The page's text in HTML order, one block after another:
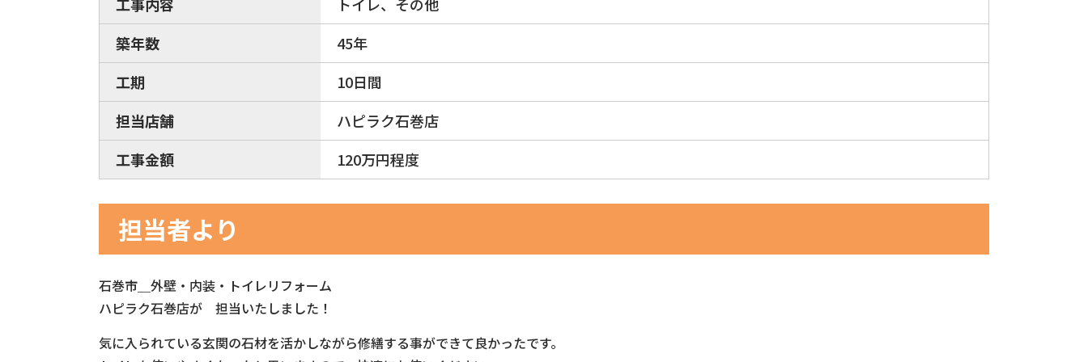
工事内容
トイレ、その他
築年数
45年
工期
10日間
担当店舗
ハピラク石巻店
工事金額
120万円程度
担当者より
石巻市＿外壁・内装・トイレリフォーム
ハピラク石巻店が 担当いたしました！
気に入られている玄関の石材を活かしながら修繕する事ができて良かったです。